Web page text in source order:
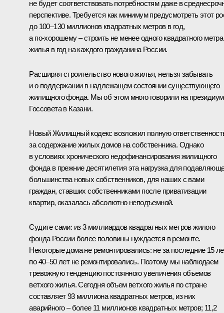
не будет соответствовать потребностям даже в
перспективе. Требуется как минимум предусмотреть этот
до 100–130 миллионов квадратных метров в год,
а по‑хорошему – строить не менее одного квадратного метра
жилья в год на каждого гражданина России.
Расширяя строительство нового жилья, нельзя забывать
и о поддержании в надлежащем состоянии существующего
жилищного фонда. Мы об этом много говорили на
Госсовета в Казани.
Новый Жилищный кодекс возложил полную
за содержание жилых домов на собственника. Однако
в условиях хронического недофинансирования жилищного
фонда в прежние десятилетия эта нагрузка для
большинства новых собственников, для наших с вами
граждан, ставших собственниками после приватизации
квартир, оказалась абсолютно неподъемной.
Судите сами: из 3 миллиардов квадратных метров жилого
фонда России более половины нуждается в ремонте.
Некоторые дома не ремонтировались: не за последние 15
по 40–50 лет не ремонтировались. Поэтому мы наблюдаем
тревожную тенденцию постоянного увеличения объемов
ветхого жилья. Сегодня объем ветхого жилья по стране
составляет 93 миллиона квадратных метров, из них
аварийного – более 11 миллионов квадратных метров; 11,2